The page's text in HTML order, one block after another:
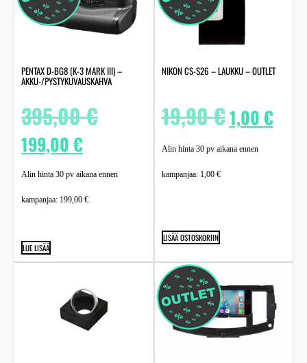
PENTAX D-BG8 (K-3 MARK III) –
AKKU-/PYSTYKUVAUSKAHVA
395,00€
199,00€
Alin hinta 30 pv aikana ennen
kampanjaa: 199,00 €
LUE LISÄÄ
NIKON CS-S26 – LAUKKU – OUTLET
19,90€1,00€
Alin hinta 30 pv aikana ennen
kampanjaa: 1,00 €
LISÄÄ OSTOSKORIIN